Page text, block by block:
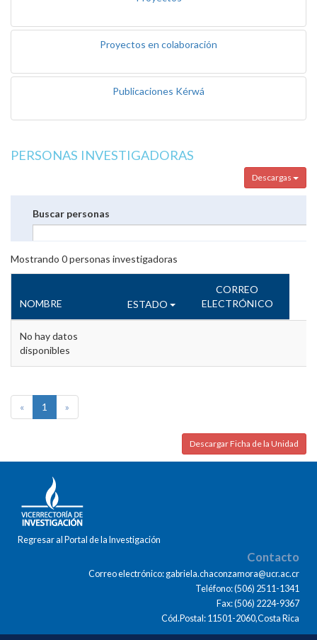
Proyectos en colaboración
Publicaciones Kérwá
PERSONAS INVESTIGADORAS
Descargas
Buscar personas
Mostrando 0personas investigadoras
NOMBRE ESTADO
CORREO
ELECTRÓNICO
No hay datos
disponibles
« 1 »
Descargar Ficha de la Unidad
Regresar al Portal de la Investigación
Contacto
Correo electrónico: gabriela.chaconzamora@ucr.ac.cr
Teléfono: (506) 2511-1341
Fax: (506) 2224-9367
Cód.Postal: 11501-2060,Costa Rica